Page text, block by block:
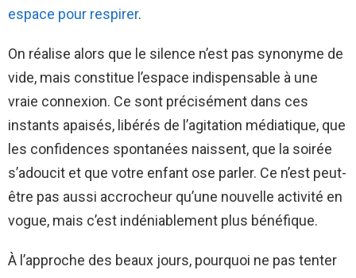
espace pour respirer.
On réalise alors que le silence n’est pas synonyme de
vide, mais constitue l’espace indispensable à une
vraie connexion. Ce sont précisément dans ces
instants apaisés, libérés de l’agitation médiatique, que
les confidences spontanées naissent, que la soirée
s’adoucit et que votre enfant ose parler. Ce n’est peut-
être pas aussi accrocheur qu’une nouvelle activité en
vogue, mais c’est indéniablement plus bénéfique.
À l’approche des beaux jours, pourquoi ne pas tenter